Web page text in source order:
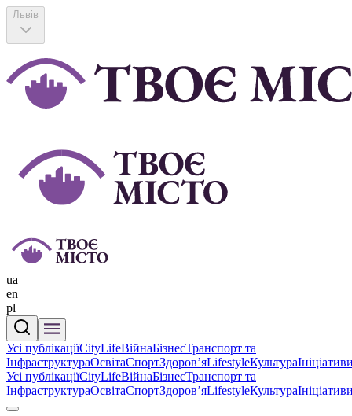
Львів
ua
en
pl
Усі публікаціїCityLifeВійнаБізнесТранспорт та
ІнфраструктураОсвітаСпортЗдоровʼяLifestyleКультура
Усі публікаціїCityLifeВійнаБізнесТранспорт та
ІнфраструктураОсвітаСпортЗдоровʼяLifestyleКультура